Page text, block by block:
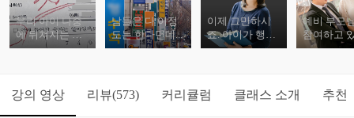
우리 아이 나중
에 뒤쳐지는 거
아니야?
남들은 다 이정
도는 한다던데...
이제 그만하시
죠. 아이가 행복
하기 힘든 방법
예비 부모
참여하고
니다.
강의 영상 리뷰(573) 커리큘럼 클래스 소개 추천